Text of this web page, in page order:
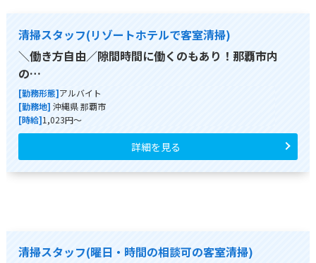
清掃スタッフ(リゾートホテルで客室清掃)
＼働き方自由／隙間時間に働くのもあり！那覇市内
の…
[勤務形態]アルバイト
[勤務地] 沖縄県 那覇市
[時給]1,023円～
詳細を見る
清掃スタッフ(曜日・時間の相談可の客室清掃)